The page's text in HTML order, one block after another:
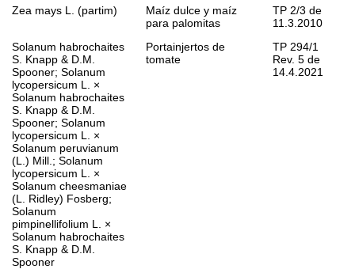
Zea mays L. (partim)
Maíz dulce y maíz
para palomitas
TP 2/3 de
11.3.2010
Solanum habrochaites
S. Knapp & D.M.
Spooner;Solanum
lycopersicum L. ×
Solanum habrochaites
S. Knapp & D.M.
Spooner;Solanum
lycopersicum L. ×
Solanum peruvianum
(L.) Mill.;Solanum
lycopersicum L. ×
Solanum cheesmaniae
(L. Ridley) Fosberg;
Solanum
pimpinellifolium L. ×
Solanum habrochaites
S. Knapp & D.M.
Spooner
Portainjertos de
tomate
TP 294/1
Rev. 5 de
14.4.2021